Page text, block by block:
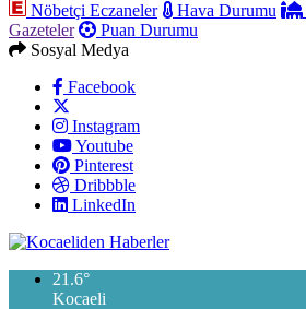
Nöbetçi Eczaneler
Hava Durumu
Gazeteler
Puan Durumu
Sosyal Medya
Facebook
Instagram
Youtube
Pinterest
Dribbble
LinkedIn
21.6°
Kocaeli